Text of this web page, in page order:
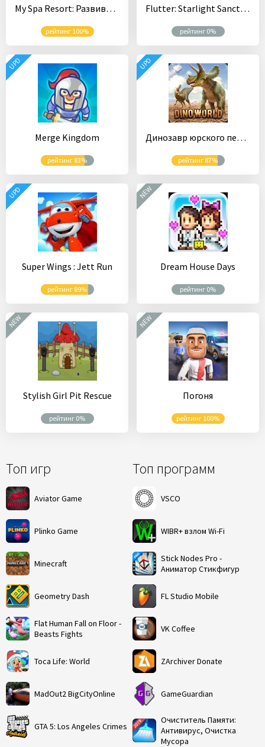
Топ игр
Aviator Game
Plinko Game
Minecraft
Geometry Dash
Flat Human Fall on Floor -
Beasts Fights
Toca Life: World
MadOut2 BigCityOnline
GTA 5: Los Angeles Crimes
Топ программ
VSCO
WIBR+ взлом Wi-Fi
Stick Nodes Pro -
Аниматор Стикфигур
FL Studio Mobile
VK Coffee
ZArchiver Donate
GameGuardian
Очиститель Памяти:
Антивирус, Очистка
Мусора
My Spa Resort: Развивайте, стройте, украшайте
рейтинг 100%
Flutter: Starlight Sanctuary
рейтинг 0%
Merge Kingdom
рейтинг 83%
UPD
Динозавр юрского периода: Хищники
рейтинг 87%
UPD
Super Wings : Jett Run
рейтинг 89%
UPD
Dream House Days
рейтинг 0%
NEW
Stylish Girl Pit Rescue
рейтинг 0%
NEW
Погоня
рейтинг 100%
NEW